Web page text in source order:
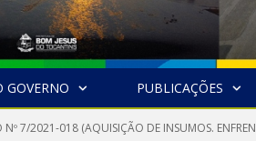
GOVERNO PUBLICAÇÕES
Nº 7/2021-018 (AQUISIÇÃO DE INSUMOS.